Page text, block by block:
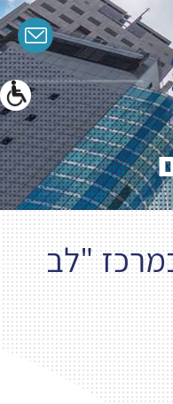
"לב